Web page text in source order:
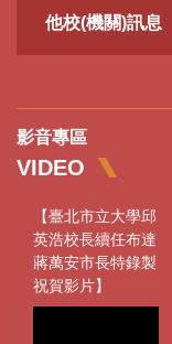
他校(機關)訊息
VIDEO
影音專區
【臺北市立大學邱
英浩校長續任布達
蔣萬安市長特錄製
祝賀影片】